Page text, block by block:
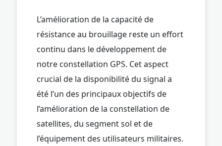
L’amélioration de la capacité de
résistance au brouillage reste un effort
continu dans le développement de
notre constellation GPS. Cet aspect
crucial de la disponibilité du signal a
été l’un des principaux objectifs de
l’amélioration de la constellation de
satellites, du segment sol et de
l’équipement des utilisateurs militaires.